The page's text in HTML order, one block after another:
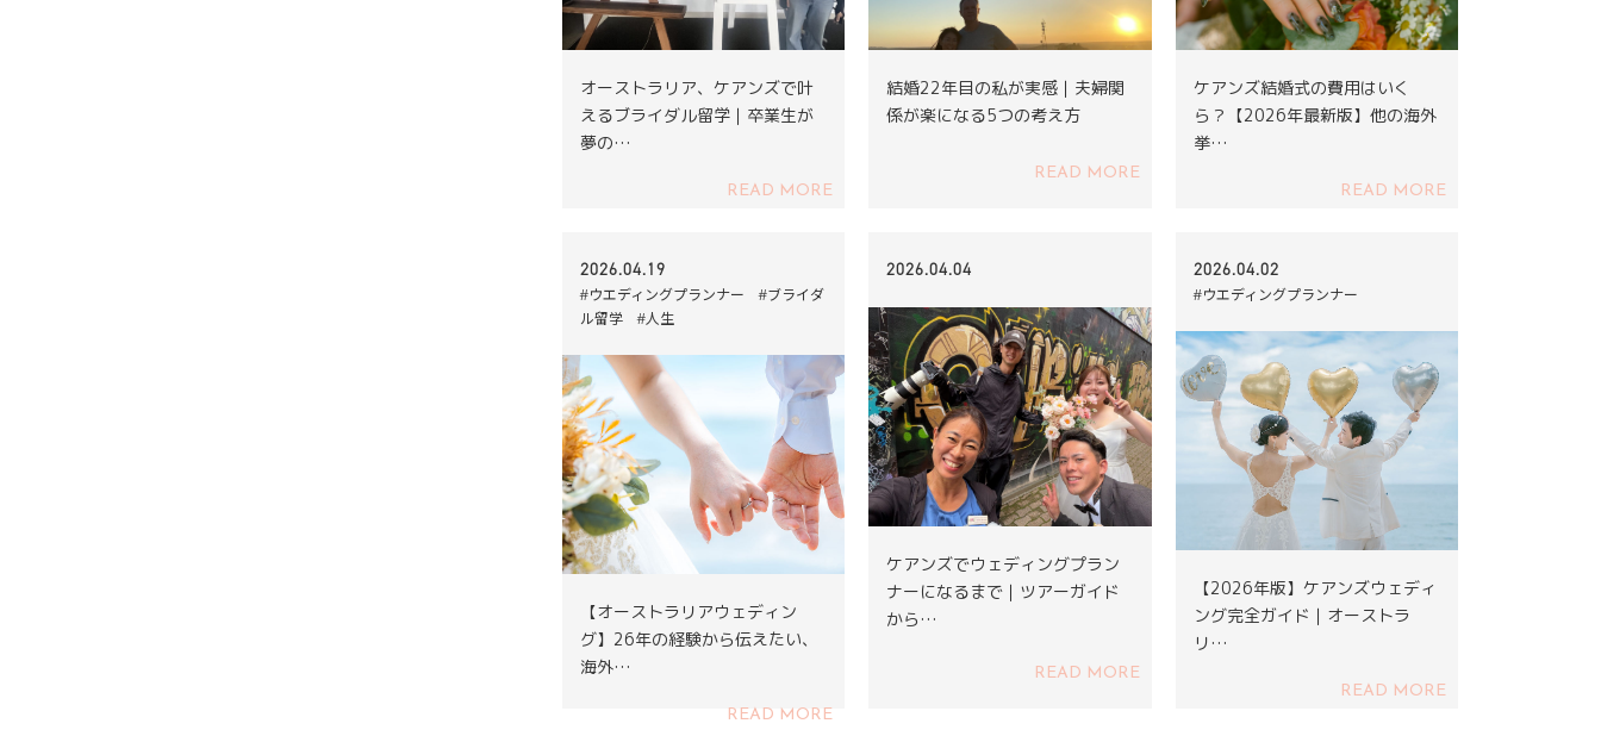
オーストラリア、ケアンズで叶
えるブライダル留学｜卒業生が
夢の…
READ MORE
結婚22年目の私が実感｜夫婦関
係が楽になる5つの考え方
READ MORE
ケアンズ結婚式の費用はいく
ら？【2026年最新版】他の海外
挙…
READ MORE
2026.04.19
#ウエディングプランナー #ブライダ
ル留学 #人生
【オーストラリアウェディン
グ】26年の経験から伝えたい、
海外…
READ MORE
2026.04.04
ケアンズでウェディングプラン
ナーになるまで｜ツアーガイド
から…
READ MORE
2026.04.02
#ウエディングプランナー
【2026年版】ケアンズウェディ
ング完全ガイド｜オーストラ
リ…
READ MORE